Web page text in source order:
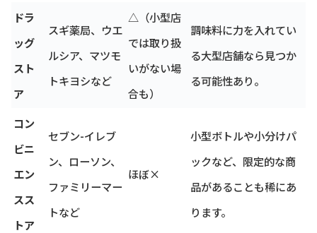
ドラ
ッグ
スト
ア
スギ薬局、ウエ
ルシア、マツモ
トキヨシなど
△（小型店
では取り扱
いがない場
合も）
調味料に力を入れてい
る大型店舗なら見つか
る可能性あり。
コン
ビニ
エン
スス
トア
セブン-イレブ
ン、ローソン、
ファミリーマー
トなど
ほぼ×
小型ボトルや小分けパ
ックなど、限定的な商
品があることも稀にあ
ります。